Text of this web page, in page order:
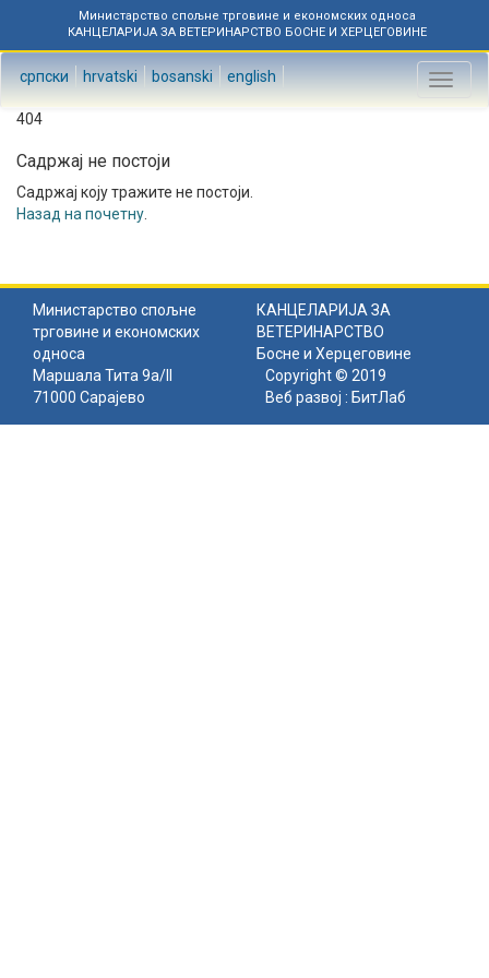
Министарство спољне трговине и економских односа
КАНЦЕЛАРИЈА ЗА ВЕТЕРИНАРСТВО БОСНЕ И ХЕРЦЕГОВИНЕ
српски hrvatski bosanski english
Toggle
404
Садржај не постоји
Садржај коју тражите не постоји.
Назад на почетну
Министарство спољне
трговине и економских
односа
КАНЦЕЛАРИЈА ЗА
ВЕТЕРИНАРСТВО
Босне и Херцеговине
Маршала Тита 9а/II
71000 Сарајево
Copyright © 2019
Веб развој : БитЛаб